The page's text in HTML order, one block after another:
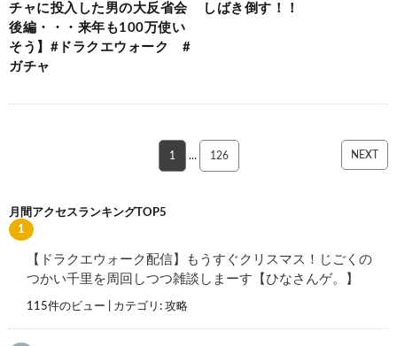
チャに投入した男の大反省会
後編・・・来年も100万使い
そう】#ドラクエウォーク #
ガチャ
しばき倒す！！
1 … 126 NEXT
月間アクセスランキングTOP5
【ドラクエウォーク配信】もうすぐクリスマス！じごくの
つかい千里を周回しつつ雑談しまーす【ひなさんゲ。】
115件のビュー カテゴリ: 攻略